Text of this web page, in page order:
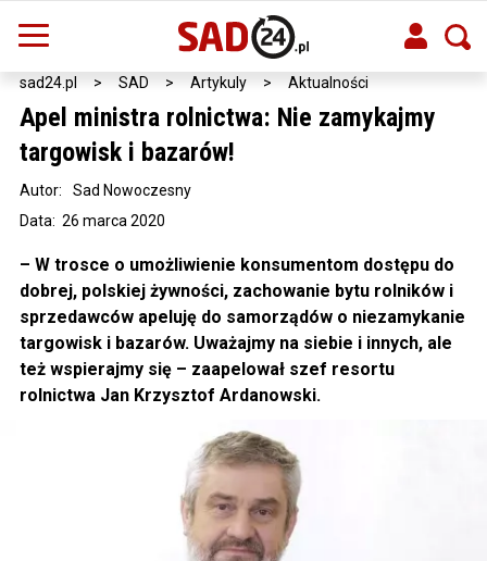
sad24.pl > SAD > Artykuly > Aktualności
Apel ministra rolnictwa: Nie zamykajmy
targowisk i bazarów!
Data: 26 marca 2020
Autor: Sad Nowoczesny
– W trosce o umożliwienie konsumentom dostępu do
dobrej, polskiej żywności, zachowanie bytu rolników i
sprzedawców apeluję do samorządów o niezamykanie
targowisk i bazarów. Uważajmy na siebie i innych, ale
też wspierajmy się – zaapelował szef resortu
rolnictwa Jan Krzysztof Ardanowski.